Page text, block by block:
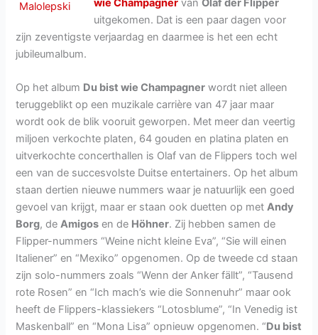
wie Champagner vanOlaf der Flipper
uitgekomen. Dat is een paar dagen voor
zijn zeventigste verjaardag en daarmee is het een echt
jubileumalbum.
Op het album Du bist wie Champagner wordt niet alleen
teruggeblikt op een muzikale carrière van 47 jaar maar
wordt ook de blik vooruit geworpen. Met meer dan veertig
miljoen verkochte platen, 64 gouden en platina platen en
uitverkochte concerthallen is Olaf van de Flippers toch wel
een van de succesvolste Duitse entertainers. Op het album
staan dertien nieuwe nummers waar je natuurlijk een goed
gevoel van krijgt, maar er staan ook duetten op metAndy
Borg, deAmigos en de Höhner. Zij hebben samen de
Flipper-nummers “Weine nicht kleine Eva”, “Sie will einen
Italiener” en “Mexiko” opgenomen. Op de tweede cd staan
zijn solo-nummers zoals “Wenn der Anker fällt”, “Tausend
rote Rosen” en “Ich mach’s wie die Sonnenuhr” maar ook
heeft de Flippers-klassiekers “Lotosblume”, “In Venedig ist
Maskenball” en “Mona Lisa” opnieuw opgenomen. “Du bist